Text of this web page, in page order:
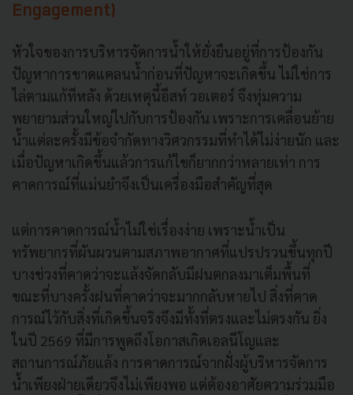
Engagement)
หัวใจของการบริหารจัดการน้ำให้ยั่งยืนอยู่ที่การป้องกัน
ปัญหาการขาดแคลนน้ำก่อนที่ปัญหาจะเกิดขึ้น ไม่ใช่การ
ไล่ตามแก้ทีหลัง ด้วยเหตุนี้อีสท์ วอเตอร์ จึงทุ่มความ
พยายามส่วนใหญ่ไปกับการป้องกัน เพราะการเคลื่อนย้าย
น้ำแต่ละครั้งมีข้อจำกัดทางวิศวกรรมที่ทำได้ไม่ง่ายนัก และ
เมื่อปัญหาเกิดขึ้นแล้วการแก้ไขก็ยากกว่าหลายเท่า การ
คาดการณ์ที่แม่นยำจึงเป็นเครื่องมือสำคัญที่สุด
แต่การคาดการณ์น้ำไม่ใช่เรื่องง่าย เพราะน้ำเป็น
ทรัพยากรที่ผันผวนตามสภาพอากาศที่แปรปรวนขึ้นทุกปี
บางช่วงที่คาดว่าจะแล้งจัดกลับมีฝนตกลงมาเต็มพื้นที่
ขณะที่บางครั้งฝนที่คาดว่าจะมากกลับหายไป สิ่งที่คาด
การณ์ไว้กับสิ่งที่เกิดขึ้นจริงจึงมีทั้งที่ตรงและไม่ตรงกัน ยิ่ง
ในปี 2569 ที่มีการพูดถึงโอกาสเกิดเอลนีโญและ
สถานการณ์ภัยแล้ง การคาดการณ์จากฝั่งผู้บริหารจัดการ
น้ำเพียงฝ่ายเดียวจึงไม่เพียงพอ แต่ต้องอาศัยความร่วมมือ